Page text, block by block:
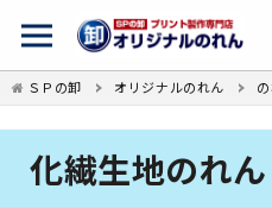
ＳＰの卸 オリジナルのれん
化繊生地のれん